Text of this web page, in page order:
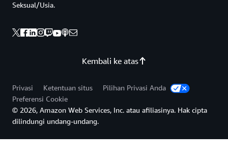
Kembali ke atas
Seksual/Usia.
Privasi Ketentuan situs
Pilihan Privasi Anda
Preferensi Cookie
© 2026, Amazon Web Services, Inc. atau afiliasinya. Hak cipta
dilindungi undang-undang.